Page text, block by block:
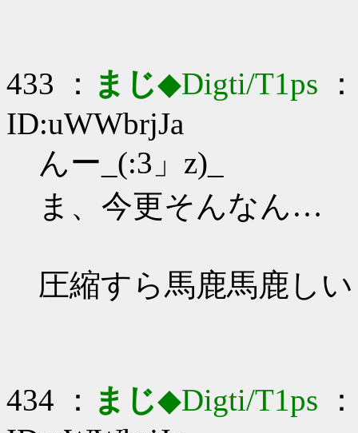
433 ： まじ◆Digti/T1ps
ID:uWWbrjJa
んー_(:3」z)_
ま、今更そんなん…
圧縮すら馬鹿馬鹿し
434 ： まじ◆Digti/T1ps